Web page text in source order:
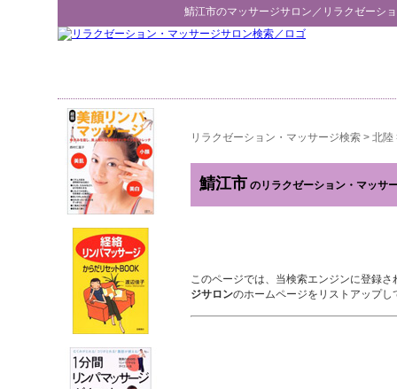
鯖江市のマッサージサロン／ リラクゼーシ
リラクゼーション・マッサージ検索 > 北陸
鯖江市 のリラクゼーション・マッサ
このページでは、当検索エンジンに登録さ
ジサロンのホームページをリストアップし